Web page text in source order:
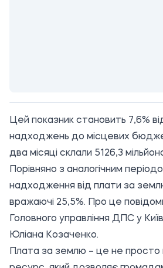
Цей показник становить 7,6%
надходжень до місцевих
два місяці склали 5126,3
Порівняно з аналогічним
надходження від плати за
вражаючі 25,5%. Про це
Головного управління ДПС у
Юліана Козаченко.
Плата за землю – це не